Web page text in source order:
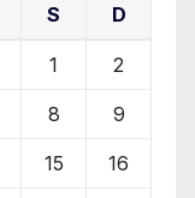
S D
1 2
8 9
15 16